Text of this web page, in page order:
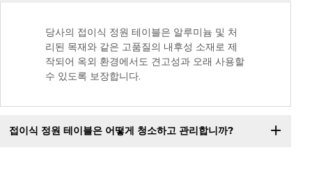
당사의 접이식 정원 테이블은 알루미늄 및 처
리된 목재와 같은 고품질의 내후성 소재로 제
작되어 옥외 환경에서도 견고성과 오래 사용할
수 있도록 보장합니다.
접이식 정원 테이블은 어떻게 청소하고 관리합니까?